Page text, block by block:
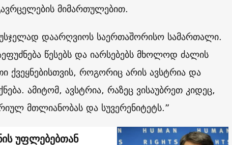
მიმართულებით.
დაარღვიოს საერთაშორისო სამართალი.
წესებს და იარსებებს მხოლოდ ძალის
ქვეყნებისთვის, როგორიც არის ავსტრია და
ამიტომ, ავსტრია, რაზეც ვისაუბრეთ კიდეც,
მთლიანობას და სუვერენიტეტს.”
უფლებებთან